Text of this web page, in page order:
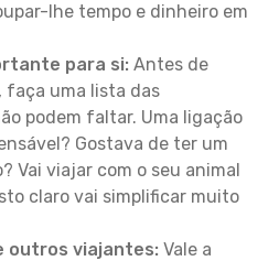
lhe tempo e dinheiro em
para si: Antes de
faça uma lista das
podem faltar. Uma ligação
Gostava de ter um
Vai viajar com o seu animal
claro vai simplificar muito
outros viajantes: Vale a